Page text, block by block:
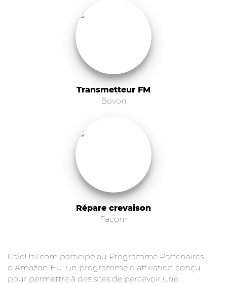
Transmetteur FM
Bovon
Répare crevaison
Facom
CalcUtil.com participe au Programme Partenaires
d’Amazon EU, un programme d’affiliation conçu
pour permettre à des sites de percevoir une